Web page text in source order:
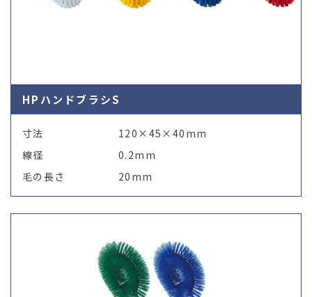
HPハンドブラシS
寸法
120×45×40mm
線径
0.2mm
毛の長さ
20mm